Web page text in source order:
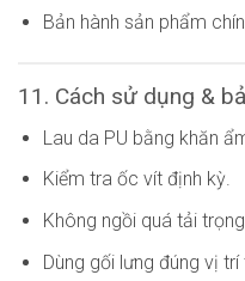
Bản hành sản phẩm
11. Cách sử dụng &
Lau da PU bằng khăn
Kiểm tra ốc vít định kỳ.
Không ngồi quá tải
Dùng gối lưng đúng vị trí